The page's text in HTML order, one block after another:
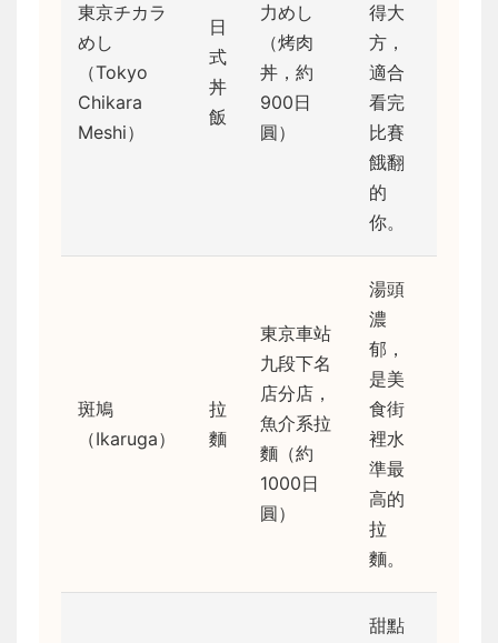
東京チカラ
めし
（Tokyo
Chikara
Meshi）
日
式
丼
飯
力めし
（烤肉
丼，約
900日
圓）
得大
方，
適合
看完
比賽
餓翻
的
你。
斑鳩
（Ikaruga）
拉
麵
東京車站
九段下名
店分店，
魚介系拉
麵（約
1000日
圓）
湯頭
濃
郁，
是美
食街
裡水
準最
高的
拉
麵。
甜點